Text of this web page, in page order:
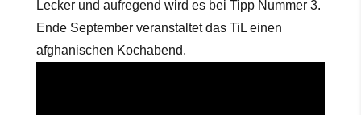
Lecker und aufregend wird es bei Tipp Nummer 3.
Ende September veranstaltet das TiL einen
afghanischen Kochabend.